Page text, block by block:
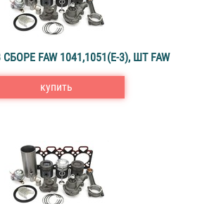
FAW 1041,1051(E-3), ШТ FAW
купить